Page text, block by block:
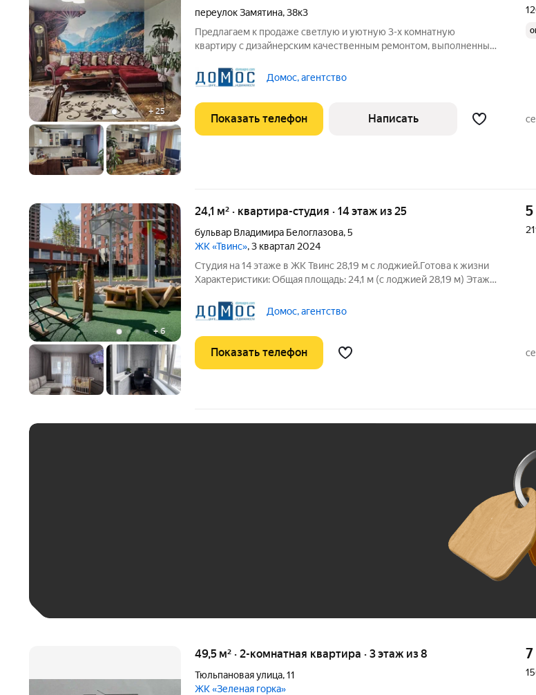
+25
переулок Замятина,38к3
Предлагаем к продаже светлую и уютную 3-х комнатную
квартиру с дизайнерским качественным ремонтом, выполненным
в доме улучшенной планировки 1990 г., площадью -66.1 кв.м.,
большая
Домос, агентство
Показать телефон Написать
+6
24,1 м² · квартира-студия · 14 этаж из 25
бульвар Владимира Белоглазова,5
ЖК «Твинс», 3 квартал 2024
Студия на 14 этаже в ЖК Твинс 28,19 м с лоджией.Готова к жизни
Характеристики: Общая площадь: 24,1 м (с лоджией 28,19 м) Этаж:
Домос, агентство
Показать телефон
49,5 м² · 2-комнатная квартира · 3 этаж из 8
Тюльпановая улица,11
ЖК «Зеленая горка»